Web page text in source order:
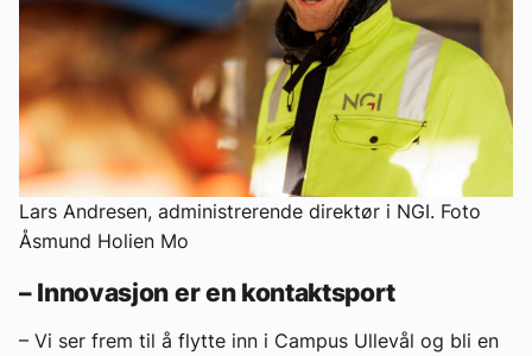
Lars Andresen, administrerende direktør i NGI. Foto
Åsmund Holien Mo
– Innovasjon er en kontaktsport
– Vi ser frem til å flytte inn i Campus Ullevål og bli en